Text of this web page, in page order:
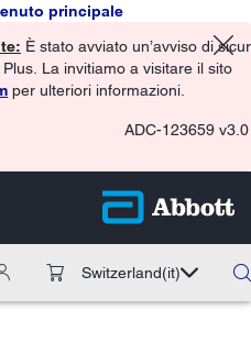
principale
È stato avviato un’avviso di
La invitiamo a visitare il sito
per ulteriori informazioni.
ADC-123659 v3.0
Switzerland(it)